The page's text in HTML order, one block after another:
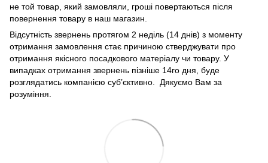
не той товар, який замовляли, гроші повертаються після
повернення товару в наш магазин.
Відсутність звернень протягом 2 неділь (14 днів) з моменту
отримання замовлення стає причиною стверджувати про
отримання якісного посадкового матеріалу чи товару. У
випадках отримання звернень пізніше 14го дня, буде
розглядатись компанією суб’єктивно. Дякуємо Вам за
розуміння.